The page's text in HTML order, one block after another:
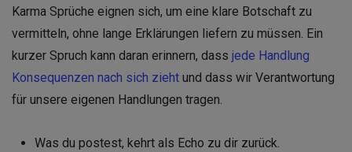
Karma Sprüche eignen sich, um eine klare Botschaft zu
vermitteln, ohne lange Erklärungen liefern zu müssen. Ein
kurzer Spruch kann daran erinnern, dass jede Handlung
Konsequenzen nach sich zieht und dass wir Verantwortung
für unsere eigenen Handlungen tragen.
Was du postest, kehrt als Echo zu dir zurück.